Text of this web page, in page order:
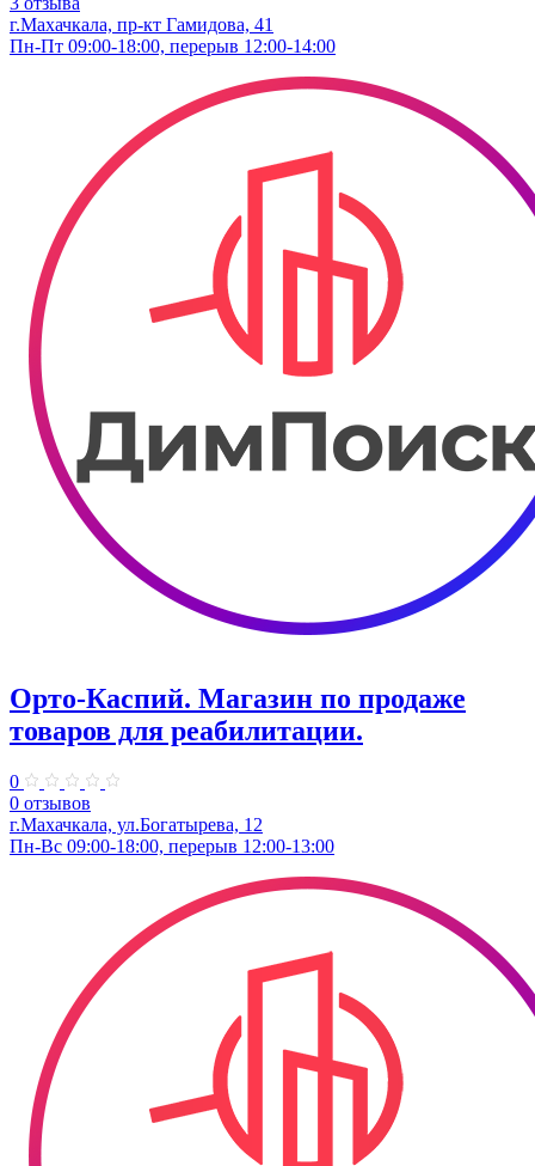
г.Махачкала, пр-кт Гамидова, 41
Пн-Пт 09:00-18:00, перерыв 12:00-14:00
Орто-Каспий. ​Магазин по продаже
товаров для реабилитации.
0
0 отзывов
г.Махачкала, ул.Богатырева, 12
Пн-Вс 09:00-18:00, перерыв 12:00-13:00